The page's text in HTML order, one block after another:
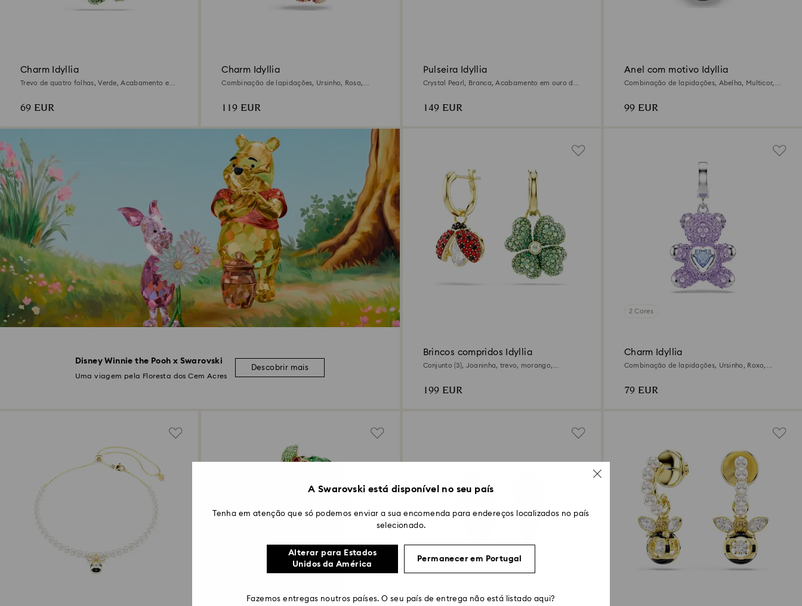
Disney Winnie the Pooh x Swarovski
Uma viagem pela Floresta dos Cem Acres
Descobrir mais
Charm Idyllia
Trevo de quatro folhas, Verde, Acabamento em
69 EUR
Charm Idyllia
Combinação de lapidações, Ursinho, Rosa,
119 EUR
Pulseira Idyllia
Crystal Pearl, Branca, Acabamento em ouro de
149 EUR
Anel com motivo Idyllia
Combinação de lapidações, Abelha, Multicor,
99 EUR
Brincos compridos Idyllia
Conjunto (3), Joaninha, trevo, morango,
199 EUR
2 Cores
Charm Idyllia
Combinação de lapidações, Ursinho, Roxo,
79 EUR
A Swarovski está disponível no seu país
Tenha em atenção que só podemos enviar a sua encomenda para endereços localizados no país
selecionado.
Alterar para Estados
Unidos da América
Permanecer em Portugal
Fazemos entregas noutros países. O seu país de entrega não está listado aqui?